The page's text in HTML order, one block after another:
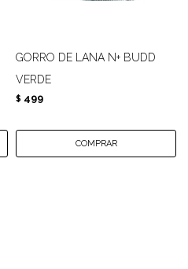
GORRO DE LANA N+ BUDD
VERDE
$ 499